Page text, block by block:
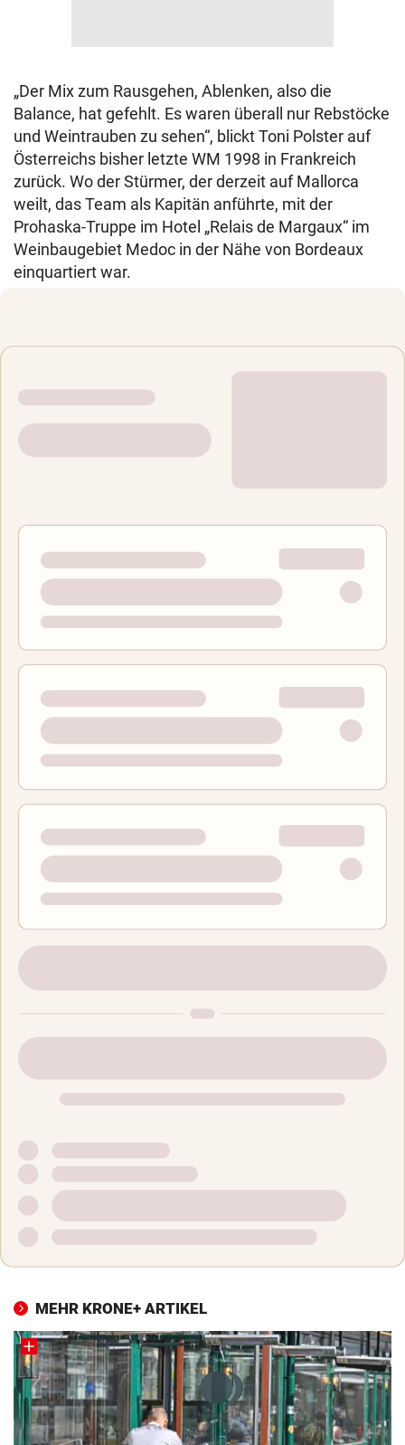
„Der Mix zum Rausgehen, Ablenken, also die
Balance, hat gefehlt. Es waren überall nur Rebstöcke
und Weintrauben zu sehen“, blickt Toni Polster auf
Österreichs bisher letzte WM 1998 in Frankreich
zurück. Wo der Stürmer, der derzeit auf Mallorca
weilt, das Team als Kapitän anführte, mit der
Prohaska-Truppe im Hotel „Relais de Margaux“ im
Weinbaugebiet Medoc in der Nähe von Bordeaux
einquartiert war.
MEHR KRONE+ ARTIKEL